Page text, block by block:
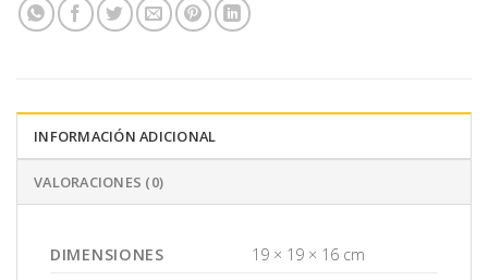
INFORMACIÓN ADICIONAL
VALORACIONES (0)
DIMENSIONES 19 × 19 × 16 cm